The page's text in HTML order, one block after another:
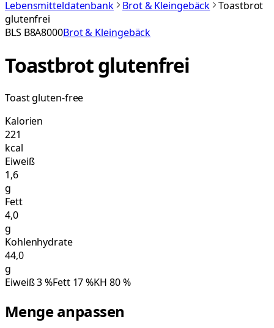
Lebensmitteldatenbank Brot & Kleingebäck
Toastbrot
glutenfrei
BLS B8A8000Brot & Kleingebäck
Toastbrot glutenfrei
Toast gluten-free
Kalorien
221
kcal
Eiweiß
1,6
g
Fett
4,0
g
Kohlenhydrate
44,0
g
Eiweiß3%Fett 17%KH 80%
Menge anpassen